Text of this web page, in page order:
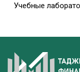
Учебные